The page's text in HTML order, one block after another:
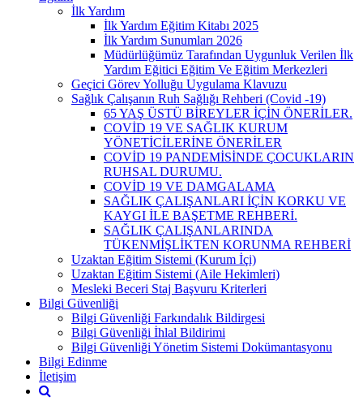
İlk Yardım
İlk Yardım Eğitim Kitabı 2025
İlk Yardım Sunumları 2026
Müdürlüğümüz Tarafından Uygunluk Verilen İlk
Yardım Eğitici Eğitim Ve Eğitim Merkezleri
Geçici Görev Yolluğu Uygulama Klavuzu
Sağlık Çalışanın Ruh Sağlığı Rehberi (Covid -19)
65 YAŞ ÜSTÜ BİREYLER İÇİN ÖNERİLER.
COVİD 19 VE SAĞLIK KURUM
YÖNETİCİLERİNE ÖNERİLER
COVİD 19 PANDEMİSİNDE ÇOCUKLARIN
RUHSAL DURUMU.
COVİD 19 VE DAMGALAMA
SAĞLIK ÇALIŞANLARI İÇİN KORKU VE
KAYGI İLE BAŞETME REHBERİ.
SAĞLIK ÇALIŞANLARINDA
TÜKENMİŞLİKTEN KORUNMA REHBERİ
Uzaktan Eğitim Sistemi (Kurum İçi)
Uzaktan Eğitim Sistemi (Aile Hekimleri)
Mesleki Beceri Staj Başvuru Kriterleri
Bilgi Güvenliği
Bilgi Güvenliği Farkındalık Bildirgesi
Bilgi Güvenliği İhlal Bildirimi
Bilgi Güvenliği Yönetim Sistemi Dokümantasyonu
Bilgi Edinme
İletişim